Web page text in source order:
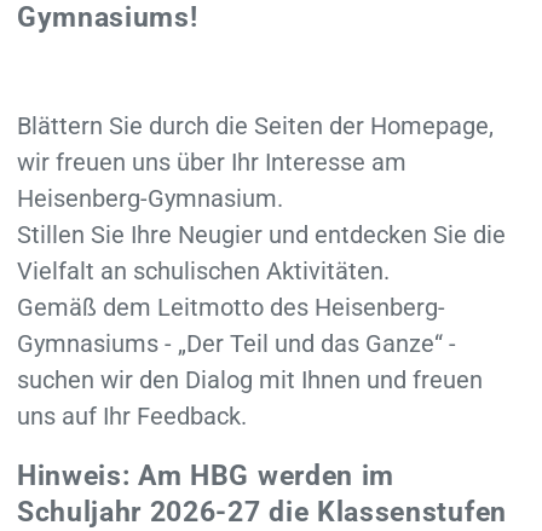
Gymnasiums!
Blättern Sie durch die Seiten der Homepage,
wir freuen uns über Ihr Interesse am
Heisenberg-Gymnasium.
Stillen Sie Ihre Neugier und entdecken Sie die
Vielfalt an schulischen Aktivitäten.
Gemäß dem Leitmotto des Heisenberg-
Gymnasiums - „Der Teil und das Ganze“ -
suchen wir den Dialog mit Ihnen und freuen
uns auf Ihr Feedback.
Hinweis: Am HBG werden im
Schuljahr 2026-27 die Klassenstufen